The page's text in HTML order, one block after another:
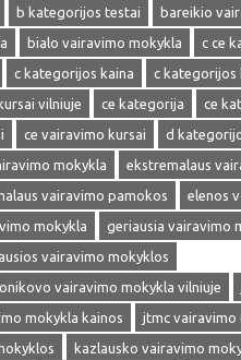
b kategorijos testai
bareikio
bialo vairavimo mokykla
c ce
c kategorijos kaina
c kategorijos
vilniuje ce kategorija
ce
ce vairavimo kursai
d
mokykla
ekstremalaus
vairavimo pamokos
elenos
mokykla
geriausia vairavimo
vairavimo mokyklos
vairavimo mokykla vilniuje
mokykla kainos
jtmc vairavimo
kazlausko vairavimo